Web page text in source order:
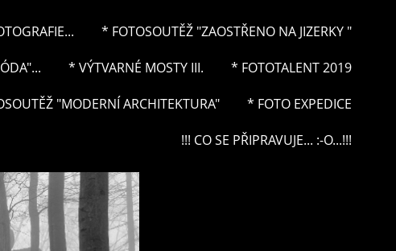
* FOTOSOUTĚŽ "ZAOSTŘENO NA JIZERKY "
* VÝTVARNÉ MOSTY III. * FOTOTALENT 2019
"MODERNÍ ARCHITEKTURA" * FOTO EXPEDICE
!!! CO SE PŘIPRAVUJE... :-O...!!!